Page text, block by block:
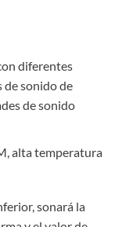
diferentes
de sonido de
de sonido
alta temperatura
sonará la